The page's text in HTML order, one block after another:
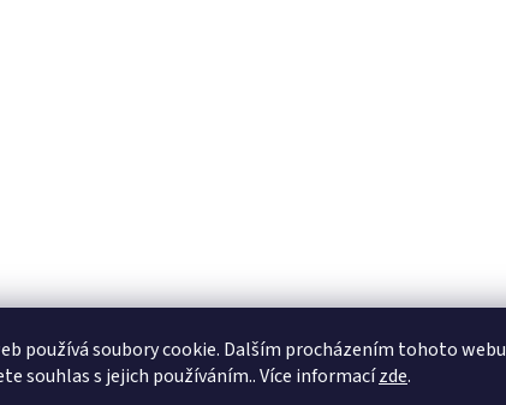
používá soubory cookie. Dalším procházením tohoto webu
souhlas s jejich používáním.. Více informacízde.